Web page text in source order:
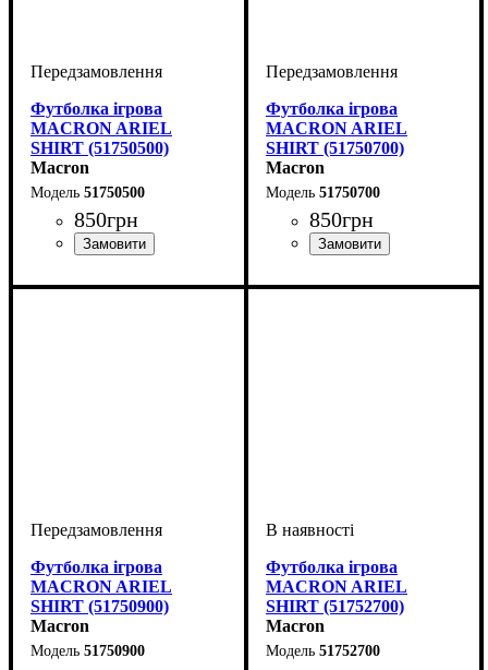
Футболка ігрова
MACRON ARIEL
SHIRT (51750500)
Macron
51750500
850грн
Футболка ігрова
MACRON ARIEL
SHIRT (51750700)
Macron
51750700
850грн
Футболка ігрова
MACRON ARIEL
SHIRT (51750900)
Macron
51750900
Футболка ігрова
MACRON ARIEL
SHIRT (51752700)
Macron
51752700